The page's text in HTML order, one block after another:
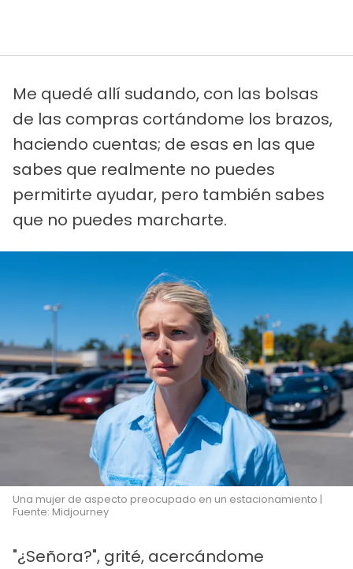
Me quedé allí sudando, con las bolsas
de las compras cortándome los brazos,
haciendo cuentas; de esas en las que
sabes que realmente no puedes
permitirte ayudar, pero también sabes
que no puedes marcharte.
Una mujer de aspecto preocupado en un estacionamiento |
Fuente: Midjourney
"¿Señora?", grité, acercándome